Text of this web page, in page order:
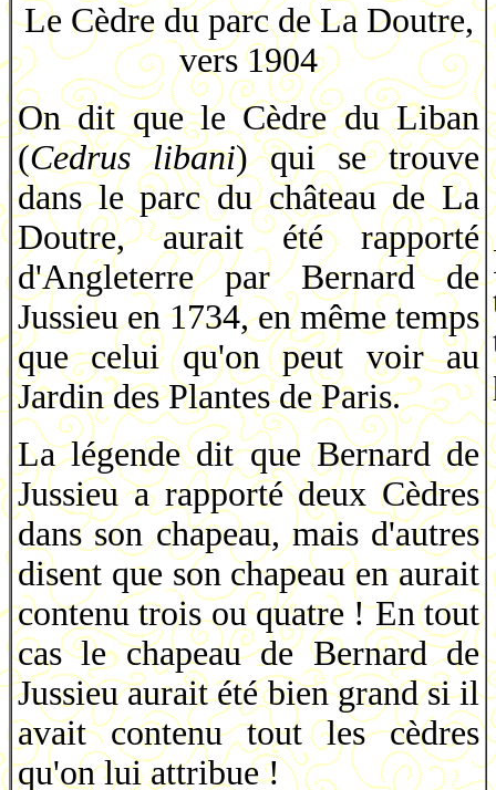
Le Cèdre du parc de La Doutre,
vers 1904
On dit que le Cèdre du Liban
(Cedrus libani) qui se trouve
dans le parc du château de La
Doutre, aurait été rapporté
d'Angleterre par Bernard de
Jussieu en 1734, en même temps
que celui qu'on peut voir au
Jardin des Plantes de Paris.
La légende dit que Bernard de
Jussieu a rapporté deux Cèdres
dans son chapeau, mais d'autres
disent que son chapeau en aurait
contenu trois ou quatre ! En tout
cas le chapeau de Bernard de
Jussieu aurait été bien grand si il
avait contenu tout les cèdres
qu'on lui attribue !